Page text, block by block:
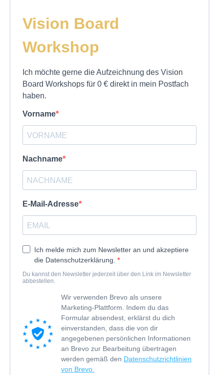
Vision Board
Workshop
Ich möchte gerne die Aufzeichnung des Vision
Board Workshops für 0 € direkt in mein Postfach
haben.
Vorname
Nachname
E-Mail-Adresse
Ich melde mich zum Newsletter an und akzeptiere
die Datenschutzerklärung.
Du kannst den Newsletter jederzeit über den Link im Newsletter
abbestellen.
Wir verwenden Brevo als unsere
Marketing-Plattform. Indem du das
Formular absendest, erklärst du dich
einverstanden, dass die von dir
angegebenen persönlichen Informationen
an Brevo zur Bearbeitung übertragen
werden gemäß den Datenschutzrichtlinien
von Brevo.